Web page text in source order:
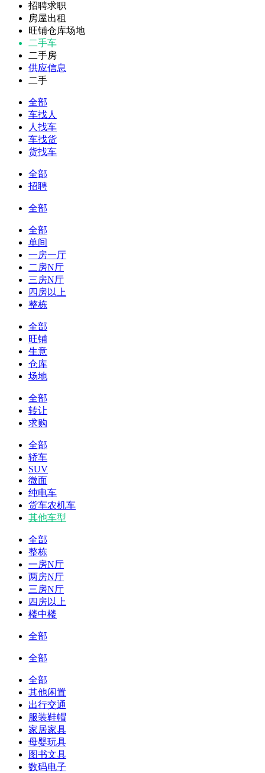
招聘求职
房屋出租
旺铺仓库场地
二手车
二手房
供应信息
二手
全部
车找人
人找车
车找货
货找车
全部
招聘
全部
全部
单间
一房一厅
二房N厅
三房N厅
四房以上
整栋
全部
旺铺
生意
仓库
场地
全部
转让
求购
全部
轿车
SUV
微面
纯电车
货车农机车
其他车型
全部
整栋
一房N厅
两房N厅
三房N厅
四房以上
楼中楼
全部
全部
全部
其他闲置
出行交通
服装鞋帽
家居家具
母婴玩具
图书文具
数码电子